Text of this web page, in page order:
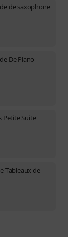
de saxophone
De Piano
Petite Suite
Tableaux de